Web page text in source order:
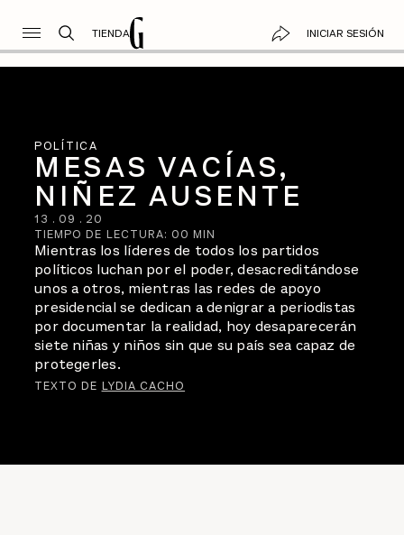
TIENDA INICIAR SESIÓN
POLÍTICA
MESAS VACÍAS,
NIÑEZ AUSENTE
13 . 09 . 20
TIEMPO DE LECTURA: 00 MIN
Mientras los líderes de todos los partidos
políticos luchan por el poder, desacreditándose
unos a otros, mientras las redes de apoyo
presidencial se dedican a denigrar a periodistas
por documentar la realidad, hoy desaparecerán
siete niñas y niños sin que su país sea capaz de
protegerles.
TEXTO DE LYDIA CACHO